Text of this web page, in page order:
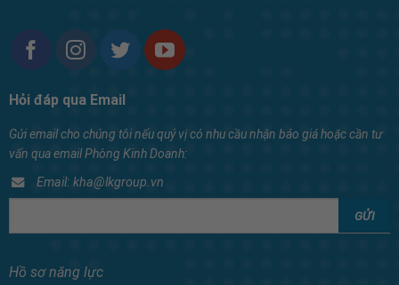
Hỏi đáp qua Email
Gửi email cho chúng tôi nếu quý vị có nhu cầu nhận báo giá hoặc cần tư
vấn qua email Phòng Kinh Doanh:
Email: kha@lkgroup.vn
Hồ sơ năng lực